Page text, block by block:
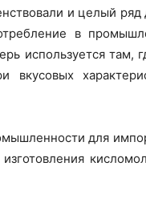
и целый
в
используется там,
вкусовых
для